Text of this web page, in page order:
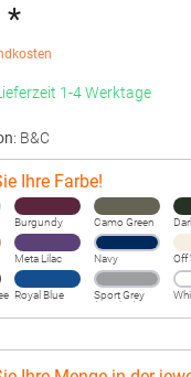
*
1-4 Werktage
: B&C
Ihre Farbe!
Burgundy Camo Green
Meta Lilac Navy Off
Royal Blue
Sport Grey
(Heather)